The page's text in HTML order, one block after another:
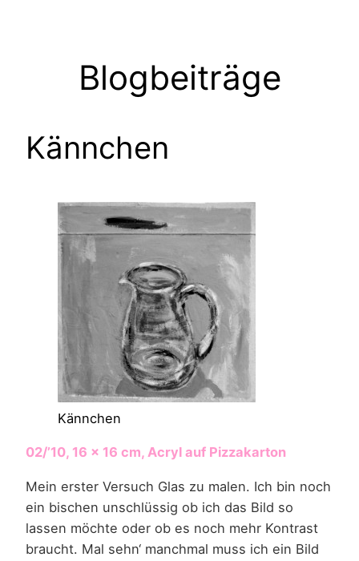
Blogbeiträge
Kännchen
Kännchen
02/’10, 16 x 16 cm, Acryl auf Pizzakarton
Mein erster Versuch Glas zu malen. Ich bin noch
ein bischen unschlüssig ob ich das Bild so
lassen möchte oder ob es noch mehr Kontrast
braucht. Mal sehn‘ manchmal muss ich ein Bild